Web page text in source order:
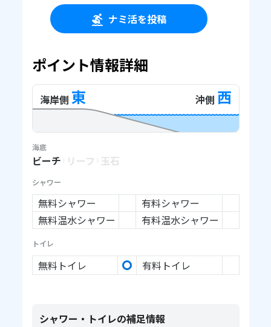
ナミ活を投稿
ポイント情報詳細
海岸側 東 沖側 西
海底
ビーチ リーフ 玉石
シャワー
無料シャワー
有料シャワー
無料温水シャワー
有料温水シャワー
トイレ
無料トイレ 有料トイレ
シャワー・トイレの補足情報